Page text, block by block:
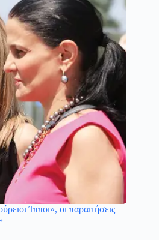
Ίπποι», οι παραιτήσεις